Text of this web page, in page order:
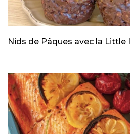
Nids de Pâques avec la Little